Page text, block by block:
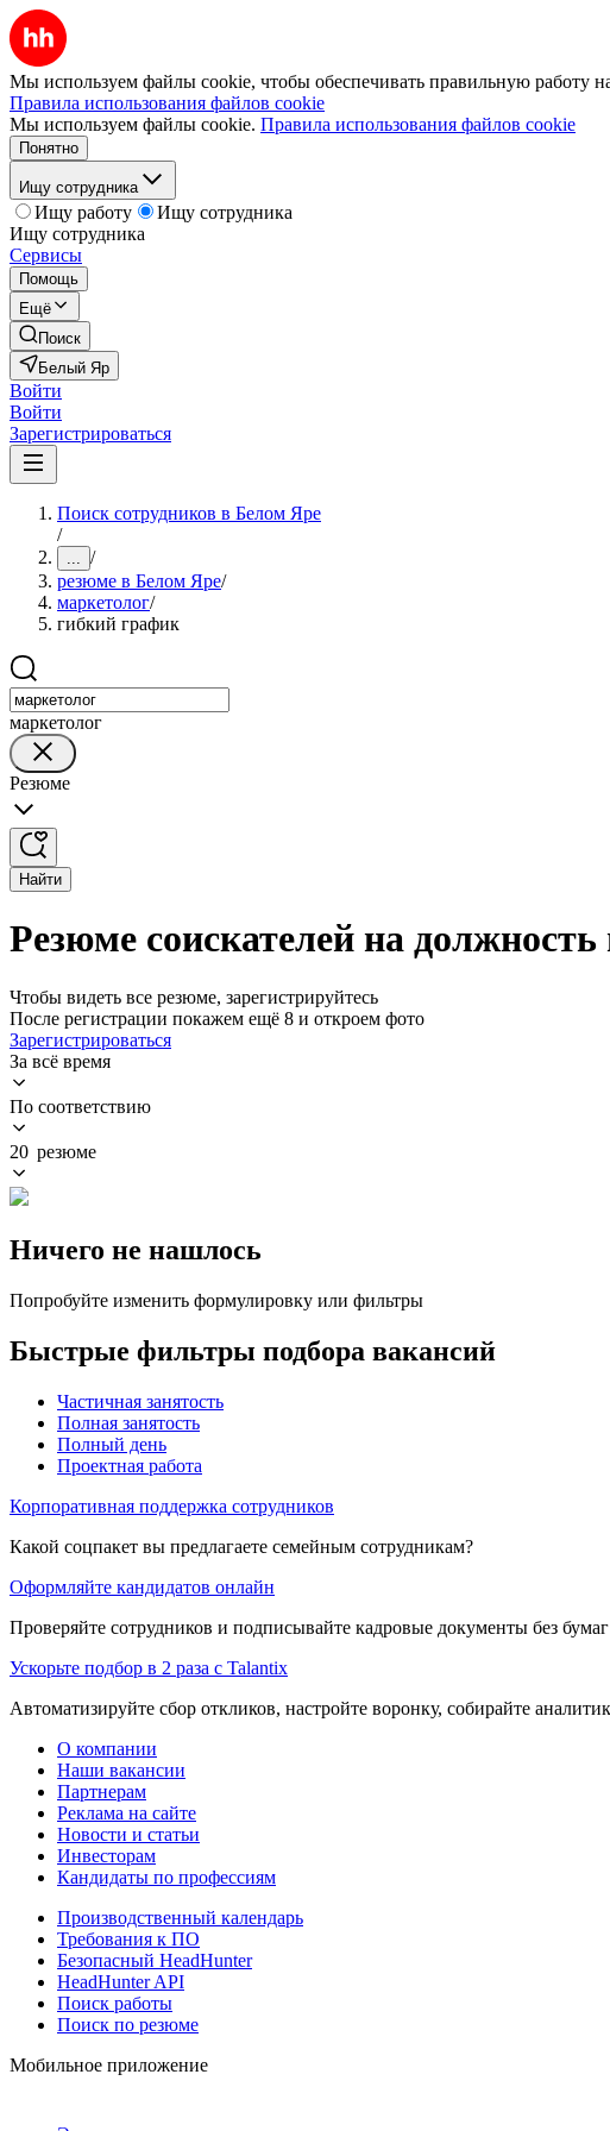
Мы используем файлы cookie, чтобы обеспечивать правильную работу
Правила использования файлов cookie
Мы используем файлы cookie. Правила использования файлов cookie
Понятно
Ищу сотрудника
Ищу работу
Ищу сотрудника
Ищу сотрудника
Сервисы
Помощь
Ещё
Поиск
Белый Яр
Войти
Войти
Зарегистрироваться
Поиск сотрудников в Белом Яре
/
... /
резюме в Белом Яре/
маркетолог/
гибкий график
маркетолог
Резюме
Найти
Резюме соискателей на
Чтобы видеть все резюме, зарегистрируйтесь
После регистрации покажем ещё 8 и откроем фото
Зарегистрироваться
За всё время
По соответствию
20 резюме
Ничего не нашлось
Попробуйте изменить формулировку или фильтры
Быстрые фильтры подбора вакансий
Частичная занятость
Полная занятость
Полный день
Проектная работа
Корпоративная поддержка сотрудников
Какой соцпакет вы предлагаете семейным сотрудникам?
Оформляйте кандидатов онлайн
Проверяйте сотрудников и подписывайте кадровые документы без
Ускорьте подбор в 2 раза с Talantix
Автоматизируйте сбор откликов, настройте воронку, собирайте
О компании
Наши вакансии
Партнерам
Реклама на сайте
Новости и статьи
Инвесторам
Кандидаты по профессиям
Производственный календарь
Требования к ПО
Безопасный HeadHunter
HeadHunter API
Поиск работы
Поиск по резюме
Мобильное приложение